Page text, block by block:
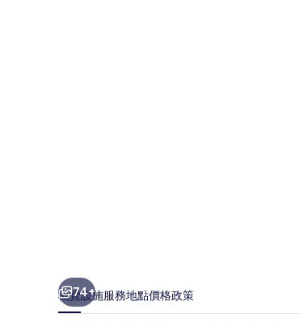
片
集
74+
概覽設施服務地點價格政策